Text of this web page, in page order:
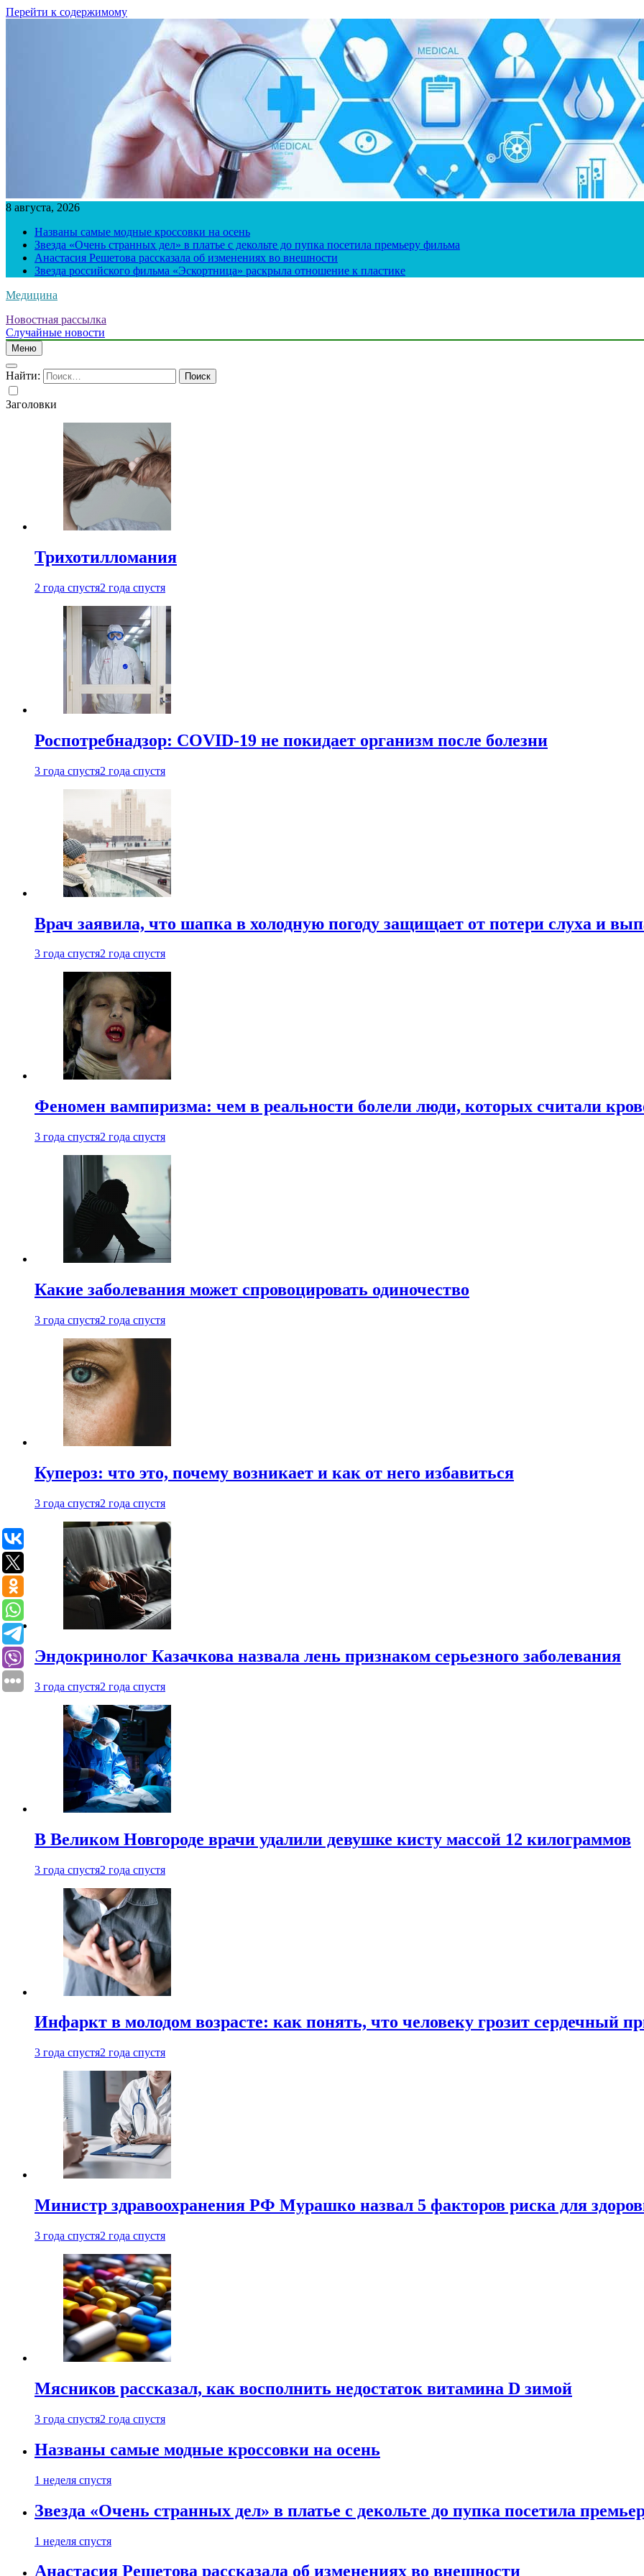
Перейти к содержимому
8 августа, 2026
Названы самые модные кроссовки на осень
Звезда «Очень странных дел» в платье с декольте до пупка посетила премьеру фильма
Анастасия Решетова рассказала об изменениях во внешности
Звезда российского фильма «Эскортница» раскрыла отношение к пластике
Медицина
Новостная рассылка
Случайные новости
Меню
Найти:
Заголовки
Трихотилломания
2 года спустя2 года спустя
Роспотребнадзор: COVID-19 не покидает организм после болезни
3 года спустя2 года спустя
Врач заявила, что шапка в холодную погоду защищает от потери слуха и
3 года спустя2 года спустя
Феномен вампиризма: чем в реальности болели люди, которых считали
3 года спустя2 года спустя
Какие заболевания может спровоцировать одиночество
3 года спустя2 года спустя
Купероз: что это, почему возникает и как от него избавиться
3 года спустя2 года спустя
Эндокринолог Казачкова назвала лень признаком серьезного заболевания
3 года спустя2 года спустя
В Великом Новгороде врачи удалили девушке кисту массой 12 килограммов
3 года спустя2 года спустя
Инфаркт в молодом возрасте: как понять, что человеку грозит сердечный
3 года спустя2 года спустя
Министр здравоохранения РФ Мурашко назвал 5 факторов риска для
3 года спустя2 года спустя
Мясников рассказал, как восполнить недостаток витамина D зимой
3 года спустя2 года спустя
Названы самые модные кроссовки на осень
1 неделя спустя
Звезда «Очень странных дел» в платье с декольте до пупка посетила
1 неделя спустя
Анастасия Решетова рассказала об изменениях во внешности